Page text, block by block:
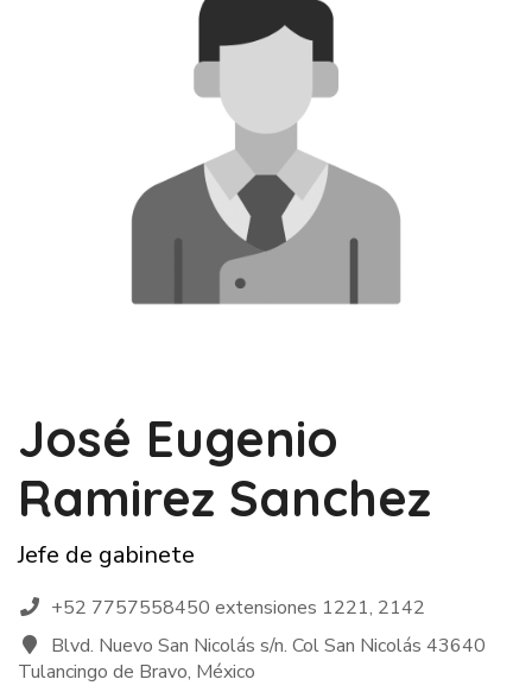
José Eugenio
Ramirez Sanchez
Jefe de gabinete
+52 7757558450 extensiones 1221, 2142
Blvd. Nuevo San Nicolás s/n. Col San Nicolás 43640
Tulancingo de Bravo, México